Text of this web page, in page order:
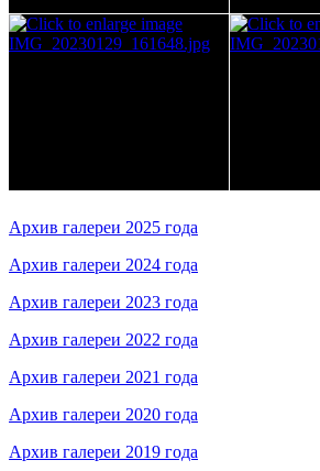
Архив галереи 2025 года
Архив галереи 2024 года
Архив галереи 2023 года
Архив галереи 2022 года
Архив галереи 2021 года
Архив галереи 2020 года
Архив галереи 2019 года